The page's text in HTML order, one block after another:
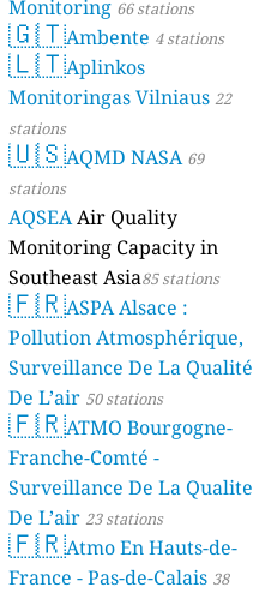
Monitoring 66 stations
🇬🇹Ambente 4 stations
🇱🇹Aplinkos
Monitoringas Vilniaus 22
stations
🇺🇸AQMD NASA 69
stations
AQSEAAir Quality
Monitoring Capacity in
Southeast Asia85 stations
🇫🇷ASPA Alsace :
Pollution Atmosphérique,
Surveillance De La Qualité
De L’air 50 stations
🇫🇷ATMO Bourgogne-
Franche-Comté -
Surveillance De La Qualite
De L’air 23 stations
🇫🇷Atmo En Hauts-de-
France - Pas-de-Calais 38